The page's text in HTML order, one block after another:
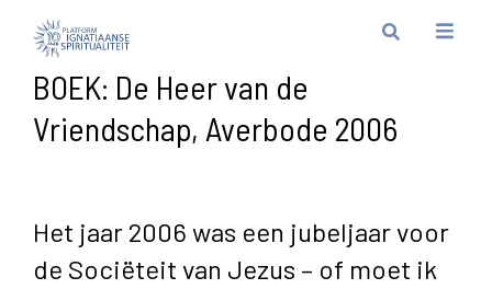
BOEK: De Heer van de
Vriendschap, Averbode 2006
Het jaar 2006 was een jubeljaar voor
de Sociëteit van Jezus – of moet ik